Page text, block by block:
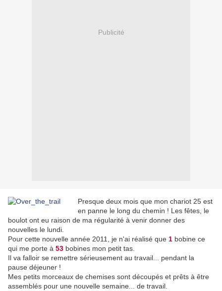
Publicité
Presque deux mois que mon chariot 25 est
en panne le long du chemin ! Les fêtes, le
boulot ont eu raison de ma régularité à venir donner des
nouvelles le lundi.
Pour cette nouvelle année 2011, je n'ai réalisé que 1 bobine ce
qui me porte à 53 bobines mon petit tas.
Il va falloir se remettre sérieusement au travail... pendant la
pause déjeuner !
Mes petits morceaux de chemises sont découpés et prêts à être
assemblés pour une nouvelle semaine... de travail.